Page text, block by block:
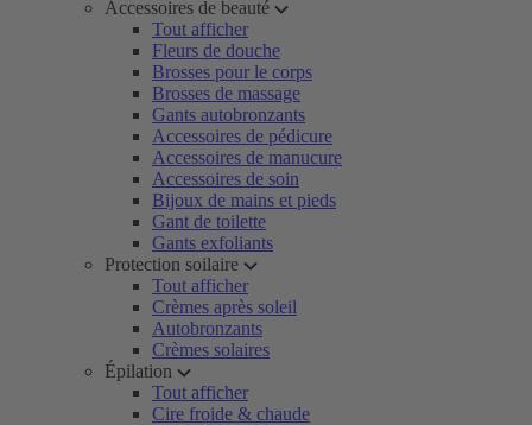
Accessoires de beauté
Tout afficher
Fleurs de douche
Brosses pour le corps
Brosses de massage
Gants autobronzants
Accessoires de pédicure
Accessoires de manucure
Accessoires de soin
Bijoux de mains et pieds
Gant de toilette
Gants exfoliants
Protection soilaire
Tout afficher
Crèmes après soleil
Autobronzants
Crèmes solaires
Épilation
Tout afficher
Cire froide & chaude